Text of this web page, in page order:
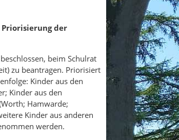
der
beim Schulrat
zu beantragen. Priorisiert
Kinder aus den
Kinder aus den
Hamwarde;
Kinder aus anderen
werden.